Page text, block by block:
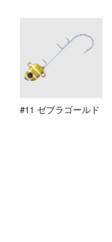
#11 ゼブラゴールド